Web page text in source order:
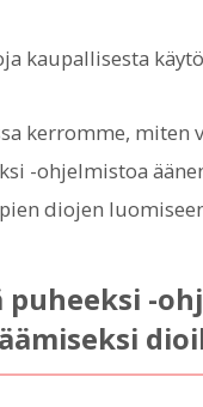
kaupallisesta
kerromme, miten
-ohjelmistoa
diojen
puheeksi -